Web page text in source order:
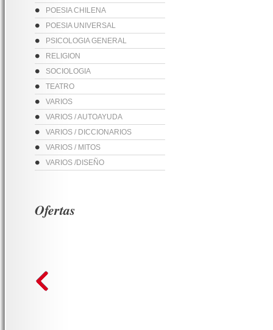
POESIA CHILENA
POESIA UNIVERSAL
PSICOLOGIA GENERAL
RELIGION
SOCIOLOGIA
TEATRO
VARIOS
VARIOS / AUTOAYUDA
VARIOS / DICCIONARIOS
VARIOS / MITOS
VARIOS /DISEÑO
Ofertas